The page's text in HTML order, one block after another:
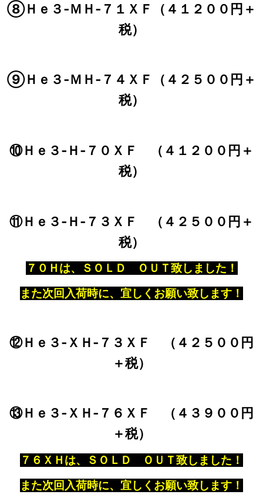
⑧Ｈｅ３‐ＭＨ‐７１ＸＦ（４１２００円＋
税）
⑨Ｈｅ３‐ＭＨ‐７４ＸＦ（４２５００円＋
税）
⑩Ｈｅ３‐Ｈ‐７０ＸＦ （４１２００円＋
税）
⑪Ｈｅ３‐Ｈ‐７３ＸＦ （４２５００円＋
税）
７０Ｈは、ＳＯＬＤ ＯＵＴ致しました！
また次回入荷時に、宜しくお願い致します！
⑫Ｈｅ３‐ＸＨ‐７３ＸＦ （４２５００円
＋税）
⑬Ｈｅ３‐ＸＨ‐７６ＸＦ （４３９００円
＋税）
７６ＸＨは、ＳＯＬＤ ＯＵＴ致しました！
また次回入荷時に、宜しくお願い致します！